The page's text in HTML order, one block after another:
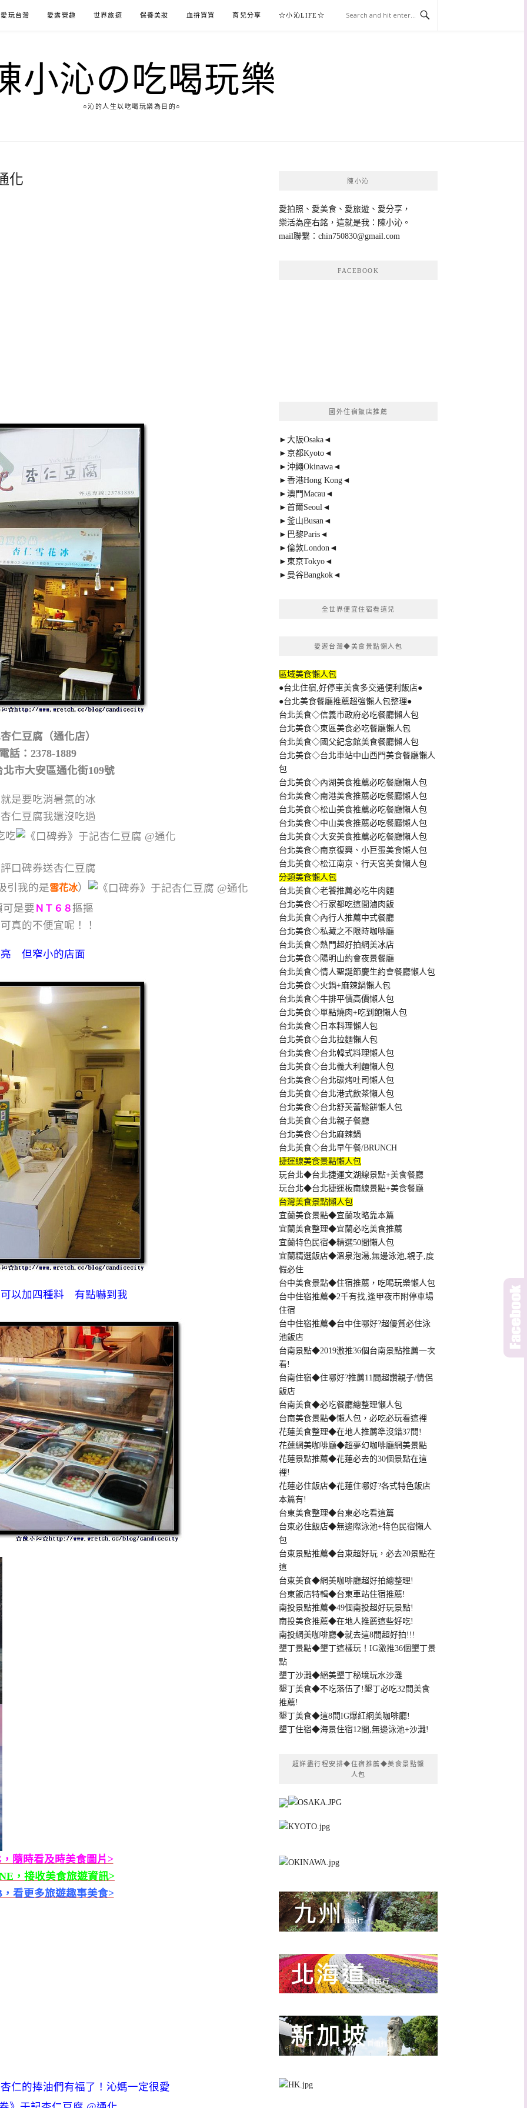
愛玩台灣 愛露營趣 世界旅遊 保養美妝 血拚買買 育兒分享 ☆小沁LIFE☆
小沁の吃喝玩樂
○沁的人生以吃喝玩樂為目的○
化
仁豆腐（通化店）
話：2378-1889
市大安區通化街109號
是要吃消暑氣的冰
仁豆腐我還沒吃過
吃
口碑券送杏仁豆腐
引我的是雪花冰）
可是要 ＮＴ６８ 摳摳
真的不便宜呢！！
但窄小的店面
以加四種料 有點嚇到我
隨時看及時美食圖片>
，接收美食旅遊資訊>
看更多旅遊趣事美食>
仁的捧油們有福了！沁媽一定很愛
陳小沁
愛拍照、愛美食、愛旅遊、愛分享，
樂活為座右銘，這就是我：陳小沁。
mail聯繫： chin750830@gmail.com
FACEBOOK
國外住宿飯店推薦
►大阪Osaka◄
►京都Kyoto◄
►沖繩Okinawa◄
►香港Hong Kong◄
►澳門Macau◄
►首爾Seoul◄
►釜山Busan◄
►巴黎Paris◄
►倫敦London◄
►東京Tokyo◄
►曼谷Bangkok◄
全世界便宜住宿看這兒
愛遊台灣◆美食景點懶人包
區域美食懶人包
●台北住宿,好停車美食多交通便利飯店●
●台北美食餐廳推薦超強懶人包整理●
台北美食◇信義市政府必吃餐廳懶人包
台北美食◇東區美食必吃餐廳懶人包
台北美食◇國父紀念館美食餐廳懶人包
台北美食◇台北車站中山西門美食餐廳懶人
包
台北美食◇內湖美食推薦必吃餐廳懶人包
台北美食◇南港美食推薦必吃餐廳懶人包
台北美食◇松山美食推薦必吃餐廳懶人包
台北美食◇中山美食推薦必吃餐廳懶人包
台北美食◇大安美食推薦必吃餐廳懶人包
台北美食◇南京復興、小巨蛋美食懶人包
台北美食◇松江南京、行天宮美食懶人包
分類美食懶人包
台北美食◇老饕推薦必吃牛肉麵
台北美食◇行家都吃這間滷肉飯
台北美食◇內行人推薦中式餐廳
台北美食◇私藏之不限時咖啡廳
台北美食◇熱門超好拍網美冰店
台北美食◇陽明山約會夜景餐廳
台北美食◇情人聖誕節慶生約會餐廳懶人包
台北美食◇火鍋+麻辣鍋懶人包
台北美食◇牛排平價高價懶人包
台北美食◇單點燒肉+吃到飽懶人包
台北美食◇日本料理懶人包
台北美食◇台北拉麵懶人包
台北美食◇台北韓式料理懶人包
台北美食◇台北義大利麵懶人包
台北美食◇台北碳烤吐司懶人包
台北美食◇台北港式飲茶懶人包
台北美食◇台北舒芙蕾鬆餅懶人包
台北美食◇台北親子餐廳
台北美食◇台北麻辣鍋
台北美食◇台北早午餐/BRUNCH
捷運線美食景點懶人包
玩台北◆台北捷運文湖線景點+美食餐廳
玩台北◆台北捷運板南線景點+美食餐廳
台灣美食景點懶人包
宜蘭美食景點◆宜蘭攻略靠本篇
宜蘭美食整理◆宜蘭必吃美食推薦
宜蘭特色民宿◆精選50間懶人包
宜蘭精選飯店◆溫泉泡湯,無邊泳池,親子,度
假必住
台中美食景點◆住宿推薦，吃喝玩樂懶人包
台中住宿推薦◆2千有找,逢甲夜市附停車場
住宿
台中住宿推薦◆台中住哪好?超優質必住泳
池飯店
台南景點◆2019激推36個台南景點推薦一次
看!
台南住宿◆住哪好?推薦11間超讚親子/情侶
飯店
台南美食◆必吃餐廳總整理懶人包
台南美食景點◆懶人包，必吃必玩看這裡
花蓮美食整理◆在地人推薦準沒錯37間!
花蓮網美咖啡廳◆超夢幻咖啡廳網美景點
花蓮景點推薦◆花蓮必去的30個景點在這
裡!
花蓮必住飯店◆花蓮住哪好?各式特色飯店
本篇有!
台東美食整理◆台東必吃看這篇
台東必住飯店◆無邊際泳池+特色民宿懶人
包
台東景點推薦◆台東超好玩，必去20景點在
這
台東美食◆網美咖啡廳超好拍總整理!
台東飯店特輯◆台東車站住宿推薦!
南投景點推薦◆49個南投超好玩景點!
南投美食推薦◆在地人推薦這些好吃!
南投網美咖啡廳◆就去這8間超好拍!!!
墾丁景點◆墾丁這樣玩！IG激推36個墾丁景
點
墾丁沙灘◆絕美墾丁秘境玩水沙灘
墾丁美食◆不吃落伍了!墾丁必吃32間美食
推薦!
墾丁美食◆這8間IG爆紅網美咖啡廳!
墾丁住宿◆海景住宿12間,無邊泳池+沙灘!
超詳盡行程安排◆住宿推薦◆美食景點懶
人包